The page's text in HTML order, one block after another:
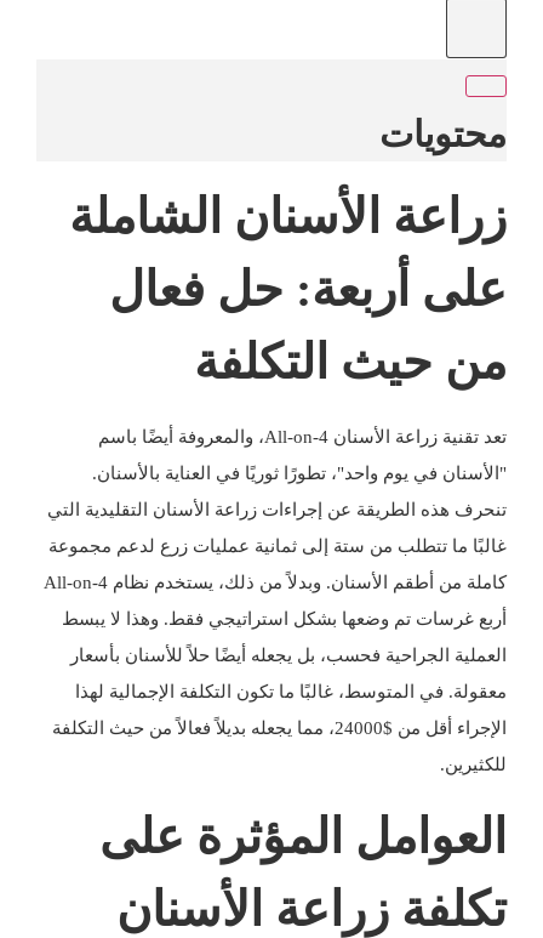
محتويات
زراعة الأسنان الشاملة
على أربعة: حل فعال
من حيث التكلفة
تعد تقنية زراعة الأسنان All-on-4، والمعروفة أيضًا باسم
"الأسنان في يوم واحد"، تطورًا ثوريًا في
العناية بالأسنان.
تنحرف هذه الطريقة عن إجراءات زراعة الأسنان التقليدية التي
غالبًا ما تتطلب من ستة إلى ثمانية عمليات زرع لدعم مجموعة
كاملة من أطقم الأسنان. وبدلاً من ذلك، يستخدم نظام All-on-4
أربع غرسات تم وضعها بشكل استراتيجي فقط. وهذا لا يبسط
العملية الجراحية فحسب، بل يجعله أيضًا حلاً للأسنان بأسعار
معقولة. في المتوسط، غالبًا ما تكون التكلفة الإجمالية لهذا
الإجراء أقل من $24000، مما يجعله بديلاً فعالاً من حيث التكلفة
للكثيرين.
العوامل المؤثرة على
تكلفة زراعة الأسنان